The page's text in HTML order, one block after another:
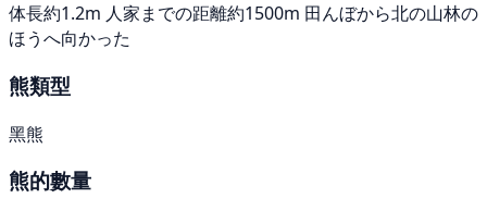
体長約1.2m 人家までの距離約1500m 田んぼから北の山林の
ほうへ向かった
熊類型
黑熊
熊的數量